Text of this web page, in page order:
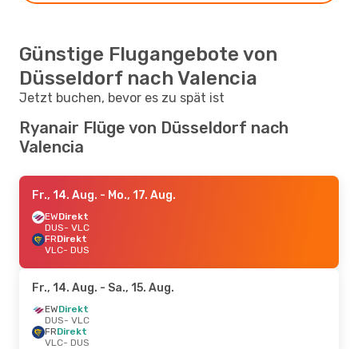
Günstige Flugangebote von
Düsseldorf nach Valencia
Jetzt buchen, bevor es zu spät ist
Ryanair Flüge von Düsseldorf nach
Valencia
Fr., 14. Aug. - Mo., 17. Aug.
EWDirekt
DUS- VLC
FRDirekt
VLC- DUS
Fr., 14. Aug. - Sa., 15. Aug.
EWDirekt
DUS- VLC
FRDirekt
VLC- DUS